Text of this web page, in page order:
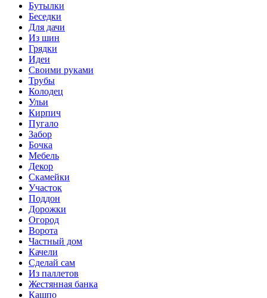
Бутылки
Беседки
Для дачи
Из шин
Грядки
Идеи
Своими руками
Трубы
Колодец
Ульи
Кирпич
Пугало
Забор
Бочка
Мебель
Декор
Скамейки
Участок
Поддон
Дорожки
Огород
Ворота
Частный дом
Качели
Сделай сам
Из паллетов
Жестянная банка
Кашпо